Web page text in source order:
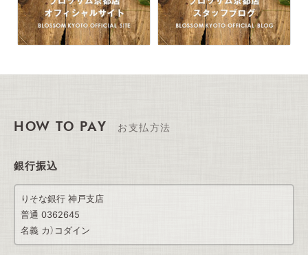
HOW TO PAY お支払方法
銀行振込
りそな銀行 神戸支店
普通 0362645
名義 カ）コダイン